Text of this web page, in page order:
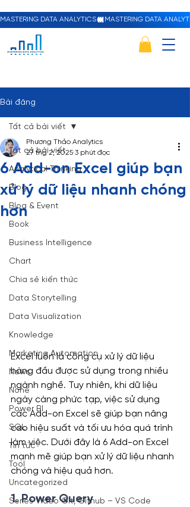
MASTERING DATA ANALYTICS
Bài đăng
Tất cả bài viết
Analytical Thinking
Blog
Blog & Event
Book
Business Intelligence
Chart
Chia sẻ kiến thức
Data Storytelling
Data Visualization
Knowledge
Marketing Automation
News
None
Power BI
SQL
Tin tức
Tool
Uncategorized
Series Video Git, Github – VS Code
Tất cả bài viết
6 Add-on Excel giúp bạn
xử lý dữ liệu nhanh chóng
hơn
Phương Thảo Analytics
27 thg 2, 2025 3 phút đọc
Excel luôn là công cụ xử lý dữ liệu
hàng đầu được sử dụng trong nhiều
ngành nghề. Tuy nhiên, khi dữ liệu
ngày càng phức tạp, việc sử dụng
các Add-on Excel sẽ giúp bạn nâng
cao hiệu suất và tối ưu hóa quá trình
làm việc. Dưới đây là 6 Add-on Excel
mạnh mẽ giúp bạn xử lý dữ liệu nhanh
chóng và hiệu quả hơn.
1. Power Query